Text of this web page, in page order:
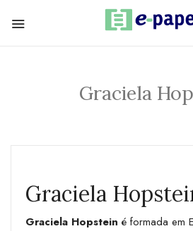
Graciela
Graciela
Graciela Hopstein é formada em